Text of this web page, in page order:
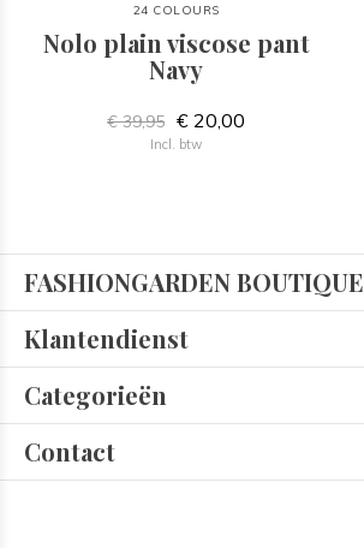
24 COLOURS
Nolo plain viscose pant
Navy
€ 39,95 € 20,00
Incl. btw
FASHIONGARDEN BOUTIQUE
Klantendienst
Categorieën
Contact